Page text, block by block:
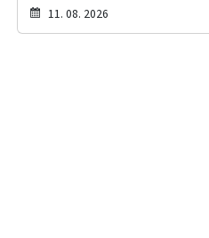
11. 08. 2026